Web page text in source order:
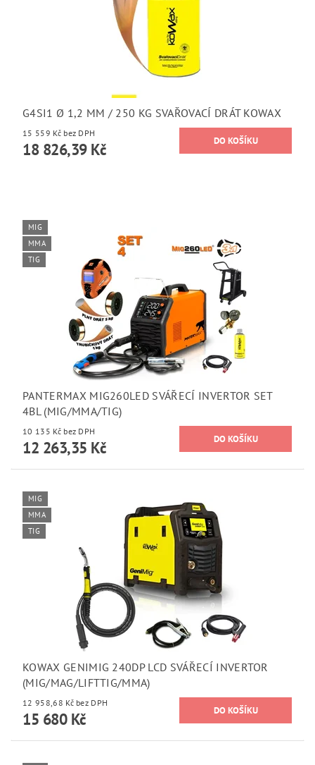
G4SI1 Ø 1,2 MM / 250 KG SVAŘOVACÍ DRÁT KOWAX
15 559 Kč bez DPH
18 826,39 Kč
MIG
MMA
TIG
PANTERMAX MIG260LED SVÁŘECÍ INVERTOR SET
4BL (MIG/MMA/TIG)
10 135 Kč bez DPH
12 263,35 Kč
MIG
MMA
TIG
KOWAX GENIMIG 240DP LCD SVÁŘECÍ INVERTOR
(MIG/MAG/LIFTTIG/MMA)
12 958,68 Kč bez DPH
15 680 Kč